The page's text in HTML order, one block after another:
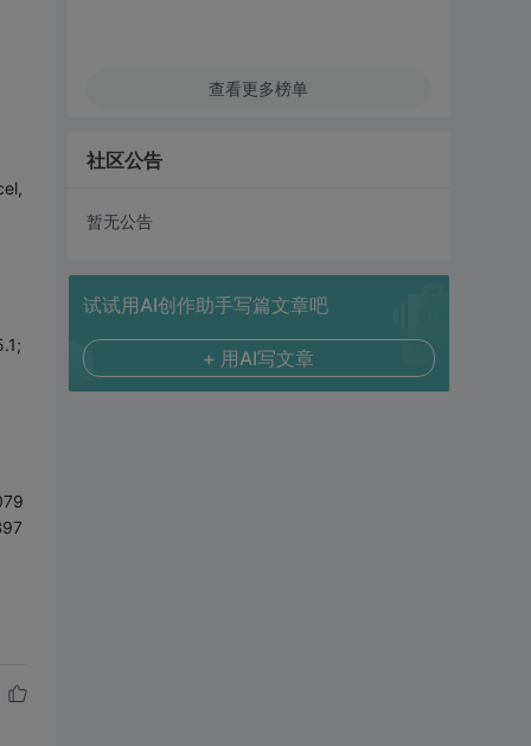
查看更多榜单
社区公告
暂无公告
试试用AI创作助手写篇文章吧
+ 用AI写文章